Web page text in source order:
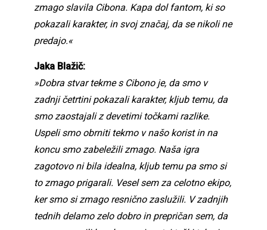
zmago slavila Cibona. Kapa dol fantom, ki so
pokazali karakter, in svoj značaj, da se nikoli ne
predajo.«
Jaka Blažič:
»Dobra stvar tekme s Cibono je, da smo v
zadnji četrtini pokazali karakter, kljub temu, da
smo zaostajali z devetimi točkami razlike.
Uspeli smo obrniti tekmo v našo korist in na
koncu smo zabeležili zmago. Naša igra
zagotovo ni bila idealna, kljub temu pa smo si
to zmago prigarali. Vesel sem za celotno ekipo,
ker smo si zmago resnično zaslužili. V zadnjih
tednih delamo zelo dobro in prepričan sem, da